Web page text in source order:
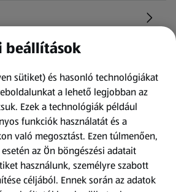
beállítások
sütiket) és hasonló technológiákat
a lehető legjobban az
Ezek a technológiák például
funkciók használatát és a
való megosztást. Ezen túlmenően,
az Ön böngészési adatait
használunk, személyre szabott
céljából. Ennek során az adatok